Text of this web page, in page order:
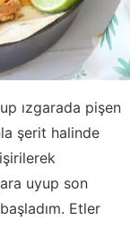
ızgarada pişen
şerit halinde
uyup son
Etler